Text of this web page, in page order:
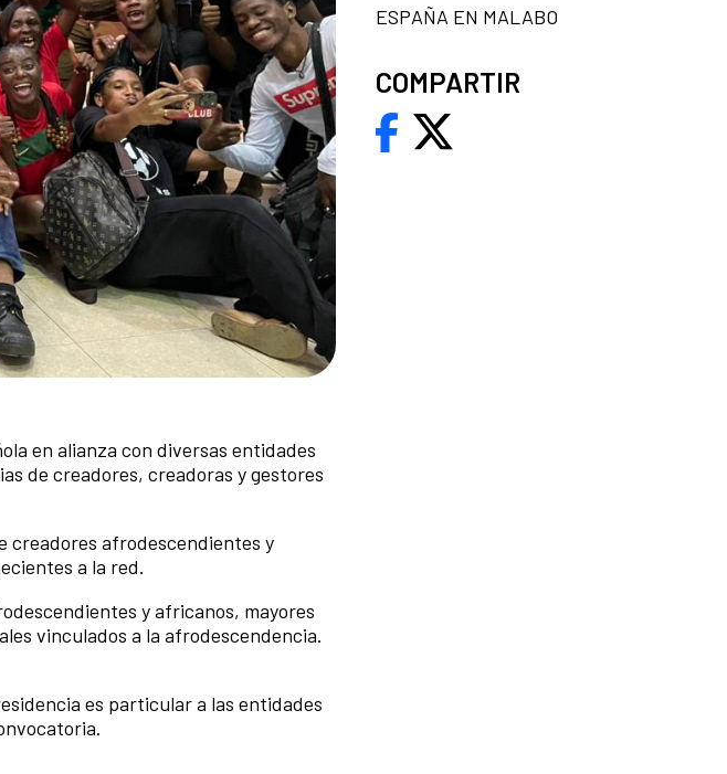
en alianza con diversas entidades
de creadores, creadoras y gestores
creadores afrodescendientes y
a la red.
y africanos, mayores
vinculados a la afrodescendencia.
es particular a las entidades
ESPAÑA EN MALABO
COMPARTIR